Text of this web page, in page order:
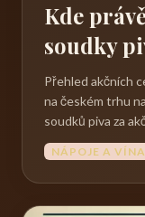
Kde
soudky
Přehled akčních
na českém trhu
soudků piva za
NÁPOJE A VÍNA